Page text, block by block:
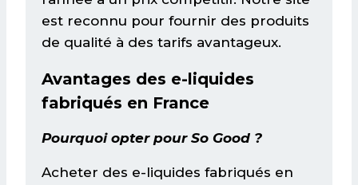
est reconnu pour fournir des produits
de qualité à des tarifs avantageux.
Avantages des e-liquides
fabriqués en France
Pourquoi opter pour So Good ?
Acheter des e-liquides fabriqués en